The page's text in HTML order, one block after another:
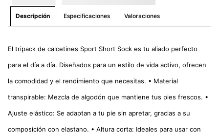
Descripción Especificaciones Valoraciones
El tripack de calcetines Sport Short Sock es tu aliado perfecto
para el día a día. Diseñados para un estilo de vida activo, ofrecen
la comodidad y el rendimiento que necesitas. • Material
transpirable: Mezcla de algodón que mantiene tus pies frescos. •
Ajuste elástico: Se adaptan a tu pie sin apretar, gracias a su
composición con elastano. • Altura corta: Ideales para usar con